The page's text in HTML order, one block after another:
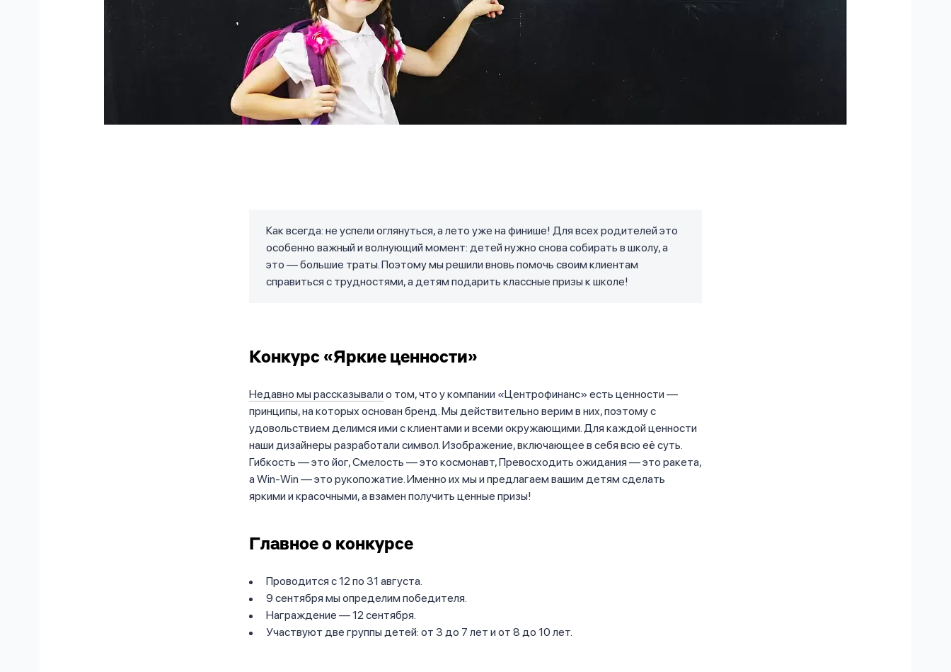
Как всегда: не успели оглянуться, а лето уже на финише! Для всех родителей это
особенно важный и волнующий момент: детей нужно снова собирать в школу, а
это — большие траты. Поэтому мы решили вновь помочь своим клиентам
справиться с трудностями, а детям подарить классные призы к школе!
Конкурс «Яркие ценности»
Недавно мы рассказывали о том, что у компании «Центрофинанс» есть ценности —
принципы, на которых основан бренд. Мы действительно верим в них, поэтому с
удовольствием делимся ими с клиентами и всеми окружающими. Для каждой ценности
наши дизайнеры разработали символ. Изображение, включающее в себя всю её суть.
Гибкость — это йог, Смелость — это космонавт, Превосходить ожидания — это ракета,
а Win-Win — это рукопожатие. Именно их мы и предлагаем вашим детям сделать
яркими и красочными, а взамен получить ценные призы!
Главное о конкурсе
Проводится с 12 по 31 августа.
9 сентября мы определим победителя.
Награждение — 12 сентября.
Участвуют две группы детей: от 3 до 7 лет и от 8 до 10 лет.